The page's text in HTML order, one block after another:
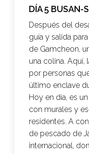
DÍA 5 BUSAN-
Después del
guía y salida
de Gamcheon,
una colina. Aquí,
por personas
último enclave
Hoy en día, es
con murales y
residentes. A
de pescado de
internacional,